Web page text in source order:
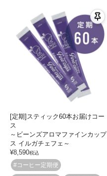
[定期]スティック60本お届けコー
ス
～ビーンズアロマファインカップ
ス イルガチェフェ～
¥8,590税込
#コーヒー定期便